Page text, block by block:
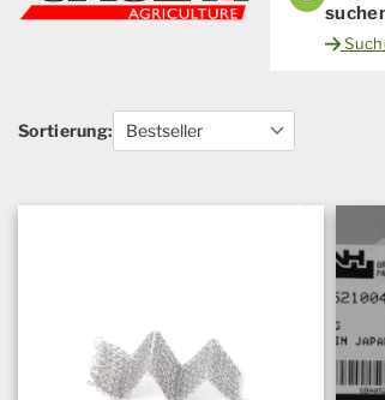
Sortierung: